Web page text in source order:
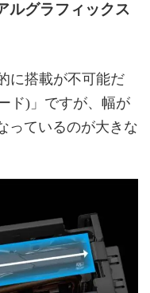
ルグラフィックス
に搭載が不可能だ
ド)」ですが、幅が
っているのが大きな